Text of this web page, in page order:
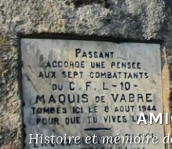
Histoire et mémoire